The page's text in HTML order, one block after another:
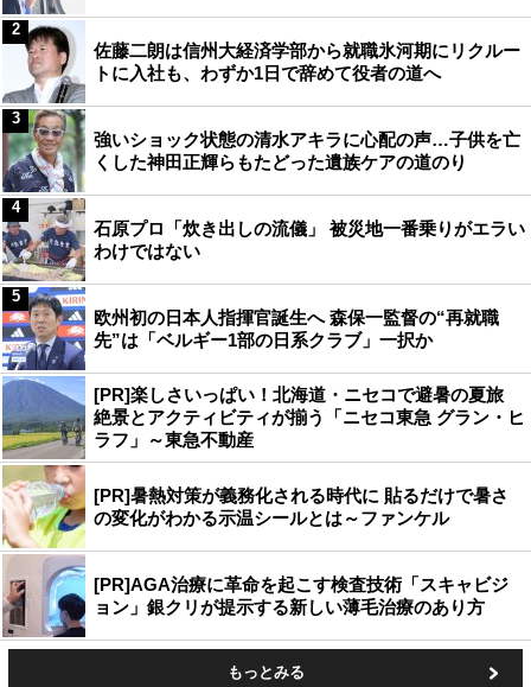
佐藤二朗は信州大経済学部から就職氷河期にリクルー
トに入社も、わずか1日で辞めて役者の道へ
2
強いショック状態の清水アキラに心配の声…子供を亡
くした神田正輝らもたどった遺族ケアの道のり
3
石原プロ「炊き出しの流儀」 被災地一番乗りがエラい
わけではない
4
欧州初の日本人指揮官誕生へ 森保一監督の“再就職
先”は「ベルギー1部の日系クラブ」一択か
5
[PR]楽しさいっぱい！北海道・ニセコで避暑の夏旅
絶景とアクティビティが揃う「ニセコ東急 グラン・ヒ
ラフ」～東急不動産
[PR]暑熱対策が義務化される時代に 貼るだけで暑さ
の変化がわかる示温シールとは～ファンケル
[PR]AGA治療に革命を起こす検査技術「スキャビジ
ョン」銀クリが提示する新しい薄毛治療のあり方
もっとみる